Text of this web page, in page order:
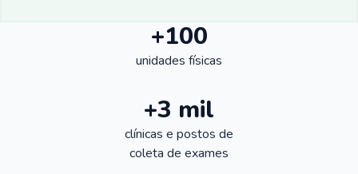
+100
unidades físicas
+3 mil
clínicas e postos de
coleta de exames